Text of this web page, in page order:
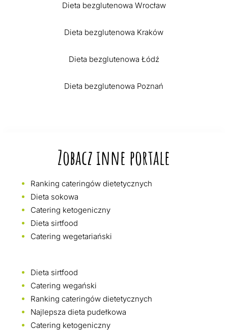
Dieta bezglutenowa Wrocław
Dieta bezglutenowa Kraków
Dieta bezglutenowa Łódź
Dieta bezglutenowa Poznań
Zobacz inne portale
Ranking cateringów dietetycznych
Dieta sokowa
Catering ketogeniczny
Dieta sirtfood
Catering wegetariański
Dieta sirtfood
Catering wegański
Ranking cateringów dietetycznych
Najlepsza dieta pudełkowa
Catering ketogeniczny